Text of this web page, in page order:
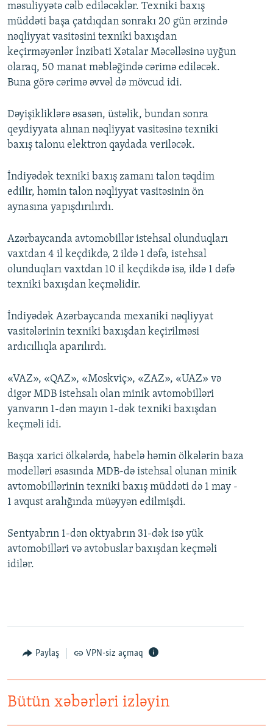
məsuliyyətə cəlb ediləcəklər. Texniki baxış
müddəti başa çatdıqdan sonrakı 20 gün ərzində
nəqliyyat vasitəsini texniki baxışdan
keçirməyənlər İnzibati Xətalar Məcəlləsinə uyğun
olaraq, 50 manat məbləğində cərimə ediləcək.
Buna görə cərimə əvvəl də mövcud idi.
Dəyişikliklərə əsasən, üstəlik, bundan sonra
qeydiyyata alınan nəqliyyat vasitəsinə texniki
baxış talonu elektron qaydada veriləcək.
İndiyədək texniki baxış zamanı talon təqdim
edilir, həmin talon nəqliyyat vasitəsinin ön
aynasına yapışdırılırdı.
Azərbaycanda avtomobillər istehsal olunduqları
vaxtdan 4 il keçdikdə, 2 ildə 1 dəfə, istehsal
olunduqları vaxtdan 10 il keçdikdə isə, ildə 1 dəfə
texniki baxışdan keçməlidir.
İndiyədək Azərbaycanda mexaniki nəqliyyat
vasitələrinin texniki baxışdan keçirilməsi
ardıcıllıqla aparılırdı.
«VAZ», «QAZ», «Moskviç», «ZAZ», «UAZ» və
digər MDB istehsalı olan minik avtomobilləri
yanvarın 1-dən mayın 1-dək texniki baxışdan
keçməli idi.
Başqa xarici ölkələrdə, habelə həmin ölkələrin baza
modelləri əsasında MDB-də istehsal olunan minik
avtomobillərinin texniki baxış müddəti də 1 may -
1 avqust aralığında müəyyən edilmişdi.
Sentyabrın 1-dən oktyabrın 31-dək isə yük
avtomobilləri və avtobuslar baxışdan keçməli
idilər.
Paylaş VPN-siz açmaq
Bütün xəbərləri izləyin